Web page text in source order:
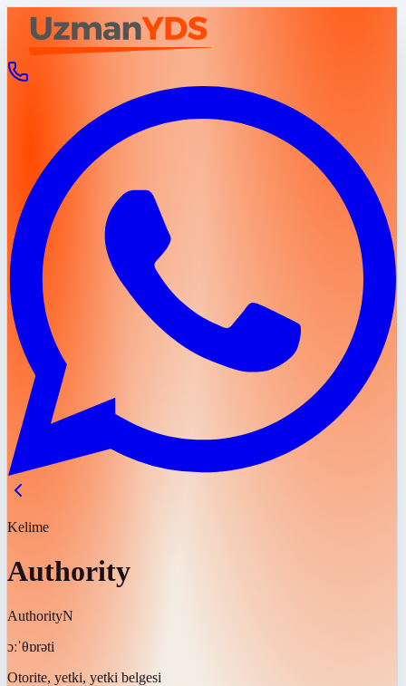
Kelime
Authority
AuthorityN
ɔːˈθɒrəti
Otorite, yetki, yetki belgesi